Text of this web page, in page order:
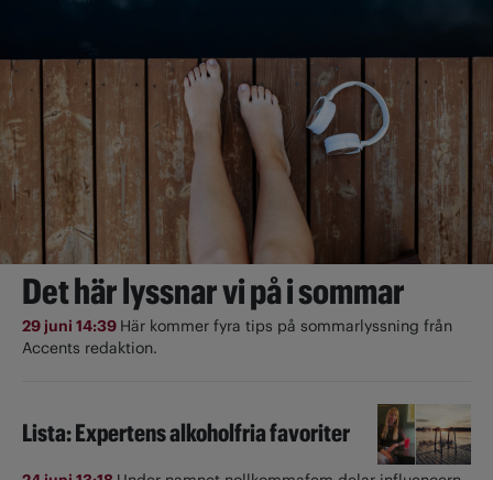
Det här lyssnar vi på i sommar
29 juni 14:39 Här kommer fyra tips på sommarlyssning från
Accents redaktion.
Lista: Expertens alkoholfria favoriter